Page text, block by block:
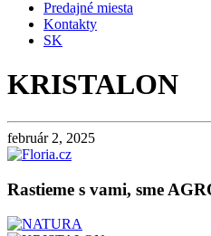
Predajné miesta
Kontakty
SK
KRISTALON
február 2, 2025
Rastieme s vami, sme